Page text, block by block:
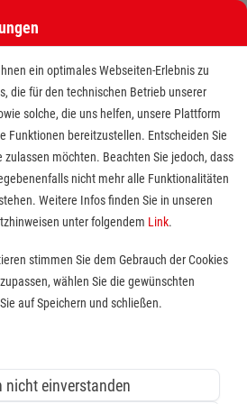
bei den Maltesern
bei den Maltesern
Stellen bei einem der größten
und Sozialwesen in Vollzeit,
Trainee oder FSJ!
ein optimales Webseiten-Erlebnis zu
die für den technischen Betrieb unserer
solche, die uns helfen, unsere Plattform
Funktionen bereitzustellen. Entscheiden Sie
möchten. Beachten Sie jedoch, dass
nicht mehr alle Funktionalitäten
Weitere Infos finden Sie in unseren
unter folgendem Link.
stimmen Sie dem Gebrauch der Cookies
wählen Sie die gewünschten
auf Speichern und schließen.
nicht einverstanden